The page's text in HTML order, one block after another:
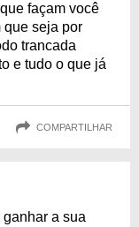
façam você
que seja por
trancada
e tudo o que já
COMPARTILHAR
a sua